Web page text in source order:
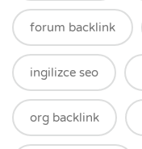
forum backlink
ingilizce seo
org backlink